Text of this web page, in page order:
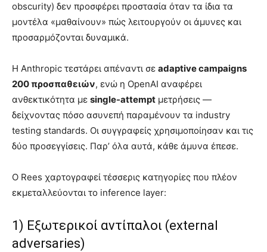
obscurity) δεν προσφέρει προστασία όταν τα ίδια τα
μοντέλα «μαθαίνουν» πώς λειτουργούν οι άμυνες και
προσαρμόζονται δυναμικά.
Η Anthropic τεστάρει απέναντι σε adaptive campaigns
200 προσπαθειών, ενώ η OpenAI αναφέρει
ανθεκτικότητα με single-attempt μετρήσεις —
δείχνοντας πόσο ασυνεπή παραμένουν τα industry
testing standards. Οι συγγραφείς χρησιμοποίησαν και τις
δύο προσεγγίσεις. Παρ’ όλα αυτά, κάθε άμυνα έπεσε.
Ο Rees χαρτογραφεί τέσσερις κατηγορίες που πλέον
εκμεταλλεύονται το inference layer:
1) Εξωτερικοί αντίπαλοι (external
adversaries)